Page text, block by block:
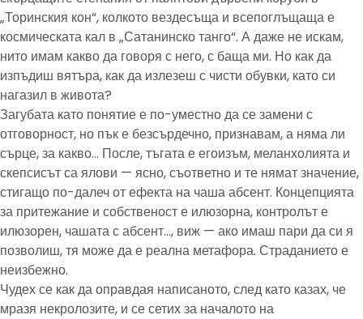
„Торинския кон“, колкото вездесъща и всепоглъщаща е
космическата кал в „Сатанинско танго“. А даже не искам,
нито имам какво да говоря с него, с баща ми. Но как да
изпъдиш вятъра, как да излезеш с чисти обувки, като си
нагазил в живота?
Загубата като понятие е по-уместно да се замени с
отговорност, но пък е безсърдечно, признавам, а няма ли
сърце, за какво… После, тъгата е егоизъм, меланхолията и
скепсисът са ялови — ясно, съответно и те нямат значение,
стигащо по-далеч от ефекта на чаша абсент. Концепцията
за притежание и собственост е илюзорна, контролът е
илюзорен, чашата с абсент…, виж — ако имаш пари да си я
позволиш, тя може да е реална метафора. Страданието е
неизбежно.
Чудех се как да оправдая написаното, след като казах, че
мразя некролозите, и се сетих за началото на